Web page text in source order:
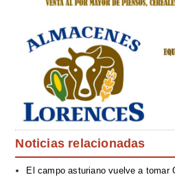
Noticias relacionadas
El campo asturiano vuelve a tomar